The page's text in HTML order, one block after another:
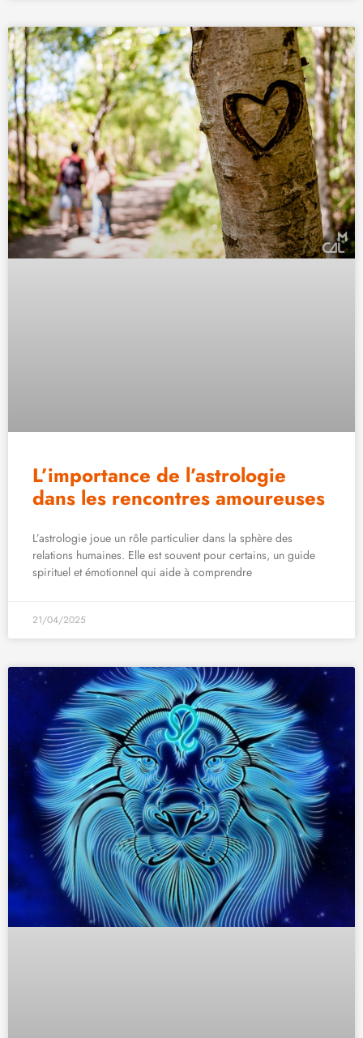
L’importance de l’astrologie
dans les rencontres amoureuses
L’astrologie joue un rôle particulier dans la sphère des
relations humaines. Elle est souvent pour certains, un guide
spirituel et émotionnel qui aide à comprendre
21/04/2025